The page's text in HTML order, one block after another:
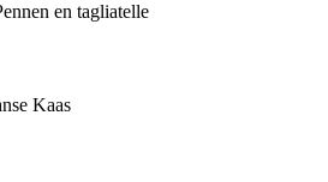
en tagliatelle
Kaas